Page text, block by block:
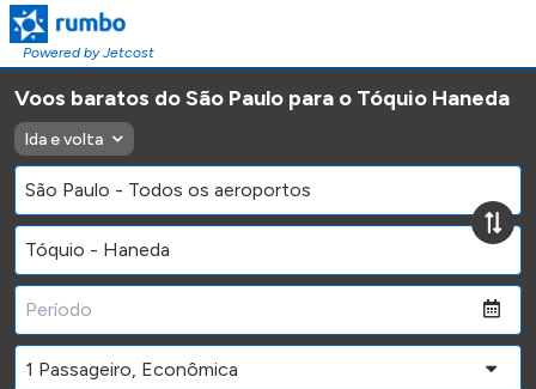
Powered by Jetcost
Voos baratos do São Paulo para o Tóquio Haneda
Ida e volta